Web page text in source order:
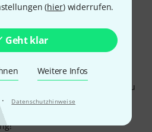
(hier) widerrufen.
Geht klar
Weitere Infos
· Datenschutzhinweise
und sehr angenehm zu
auf die etwas andere Form
gewöhnen muss.